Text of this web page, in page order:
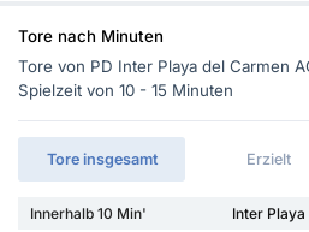
Tore nach Minuten
Tore von PD Inter Playa del Carmen
Spielzeit von 10 - 15 Minuten
Tore insgesamt Erzielt
Innerhalb 10 Min' Inter Playa